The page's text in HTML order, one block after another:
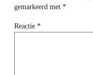
gemarkeerd met *
Reactie *